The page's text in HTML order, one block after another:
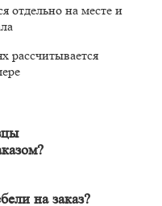
на месте и
рассчитывается
как будут выглядеть
на заказ?